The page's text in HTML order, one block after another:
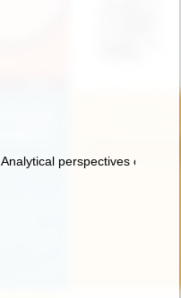
Analytical perspectives on the